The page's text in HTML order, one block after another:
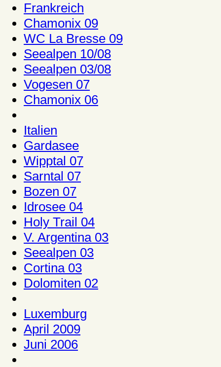
Frankreich
Chamonix 09
WC La Bresse 09
Seealpen 10/08
Seealpen 03/08
Vogesen 07
Chamonix 06
Italien
Gardasee
Wipptal 07
Sarntal 07
Bozen 07
Idrosee 04
Holy Trail 04
V. Argentina 03
Seealpen 03
Cortina 03
Dolomiten 02
Luxemburg
April 2009
Juni 2006